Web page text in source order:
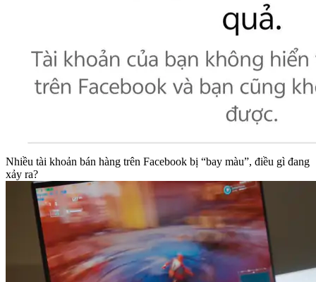
Nhiều tài khoản bán hàng trên Facebook bị “bay màu”, điều gì đang
xảy ra?